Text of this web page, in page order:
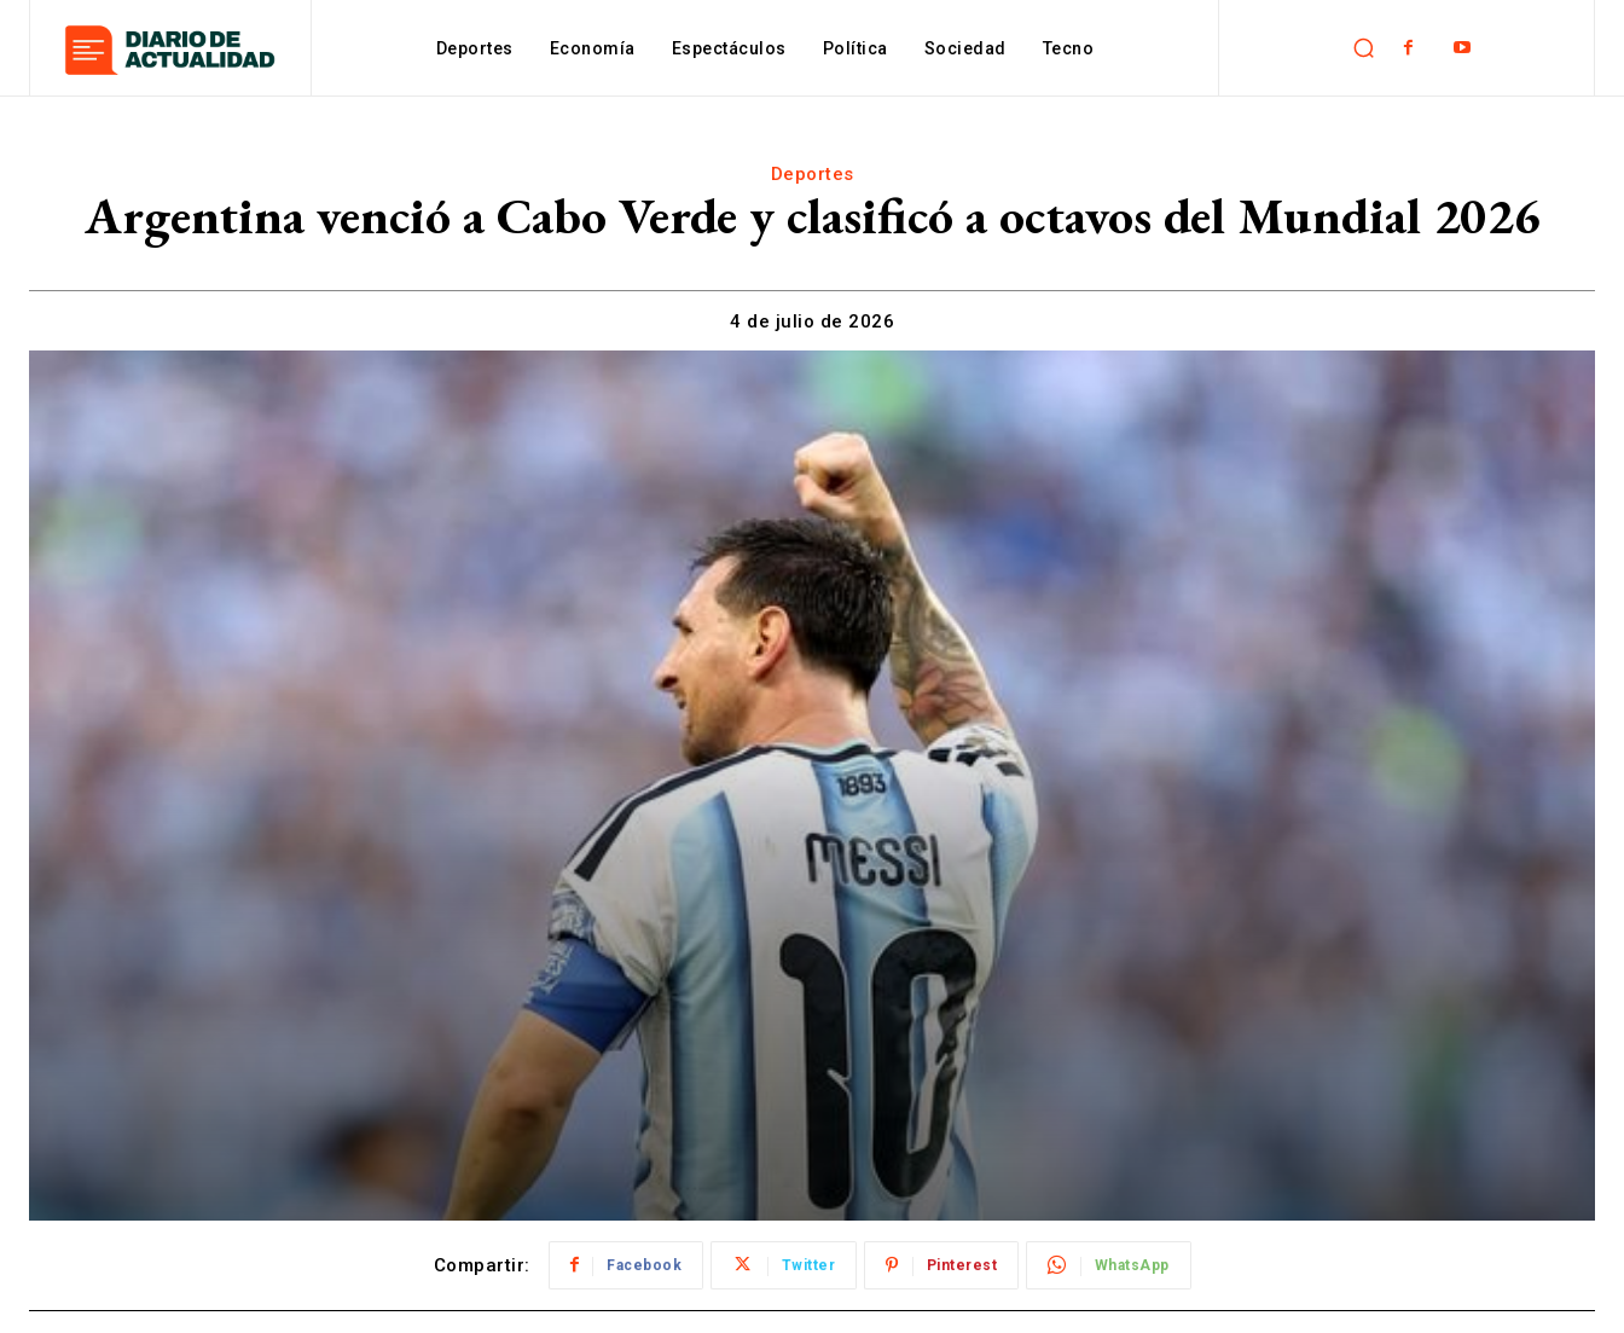
Deportes Economía Espectáculos Política Sociedad Tecno
Deportes
Argentina venció a Cabo Verde y clasificó a octavos del Mundial 2026
4 de julio de 2026
Compartir: Facebook Twitter Pinterest WhatsApp